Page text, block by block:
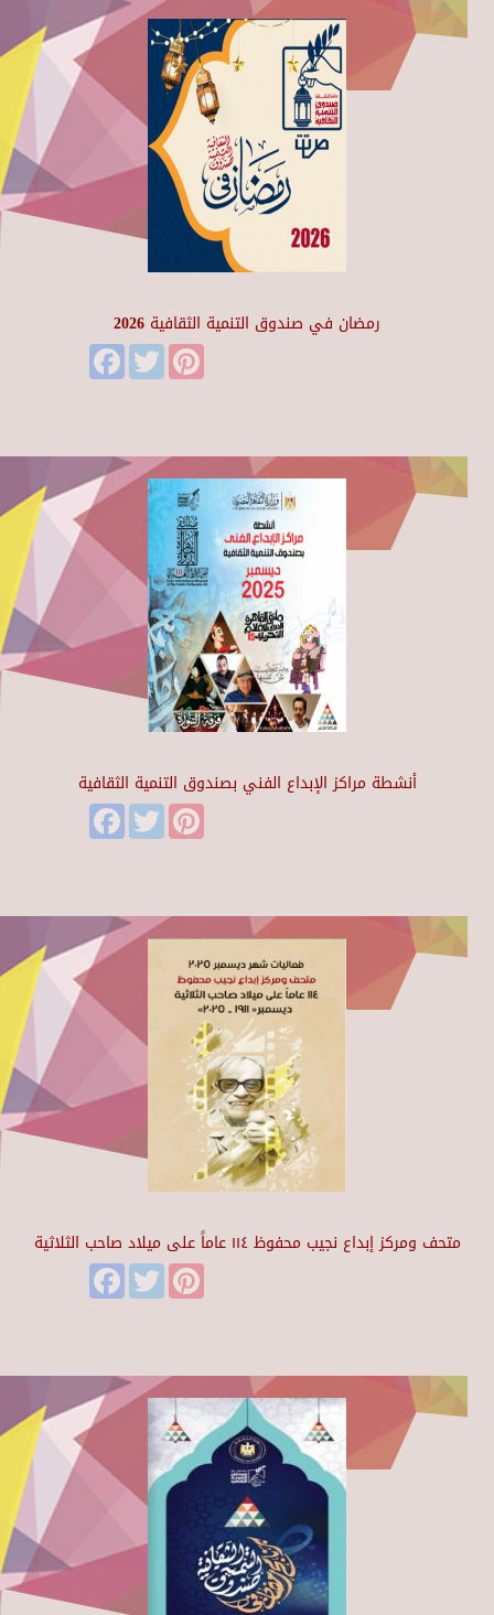
رمضان في صندوق التنمية الثقافية 2026
FacebookTwitter
أنشطة مراكز الإبداع الفني بصندوق التنمية الثقافية
FacebookTwitter
متحف ومركز إبداع نجيب محفوظ ١١٤ عاماً على ميلاد صاحب الثلاثية
FacebookTwitter